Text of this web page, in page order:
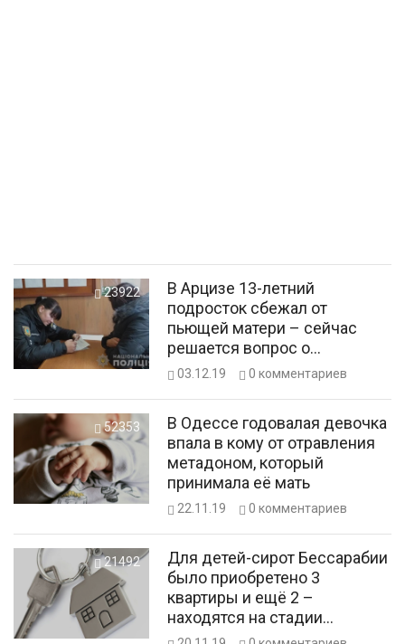
23922
В Арцизе 13-летний
подросток сбежал от
пьющей матери – сейчас
решается вопрос о
целесообразности
03.12.19 0 комментариев
52353
В Одессе годовалая девочка
впала в кому от отравления
метадоном, который
принимала её мать
22.11.19 0 комментариев
21492
Для детей-сирот Бессарабии
было приобретено 3
квартиры и ещё 2 –
находятся на стадии
заключения сделки купли-